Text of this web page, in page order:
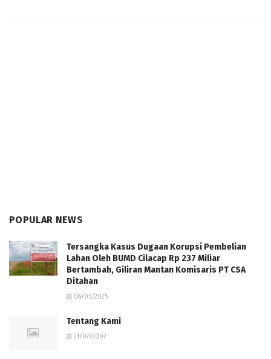
POPULAR NEWS
Tersangka Kasus Dugaan Korupsi Pembelian
Lahan Oleh BUMD Cilacap Rp 237 Miliar
Bertambah, Giliran Mantan Komisaris PT CSA
Ditahan
08/05/2025
Tentang Kami
21/07/2007